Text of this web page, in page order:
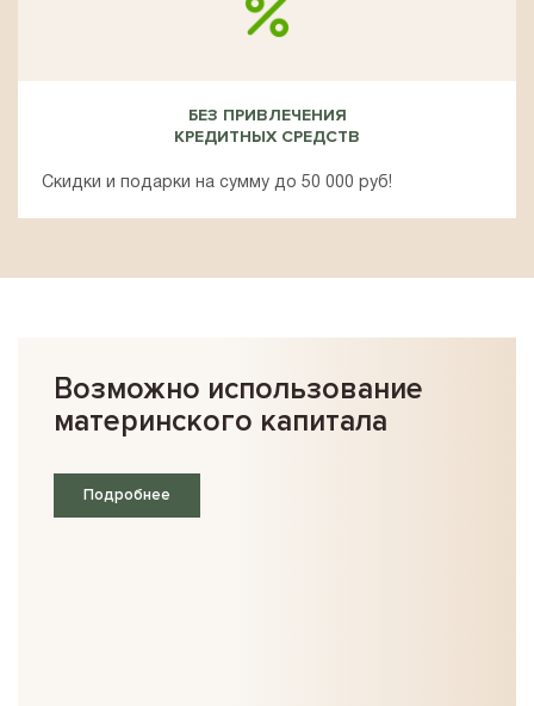
БЕЗ ПРИВЛЕЧЕНИЯ
КРЕДИТНЫХ СРЕДСТВ
Скидки и подарки на сумму до 50 000 руб!
Возможно использование
материнского капитала
Подробнее